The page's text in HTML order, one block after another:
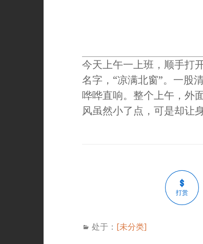
今天上午一上班，顺手打
名字，“凉满北窗”。一股
哗哗直响。整个上午，外
风虽然小了点，可是却让
打赏
处于： [未分类]